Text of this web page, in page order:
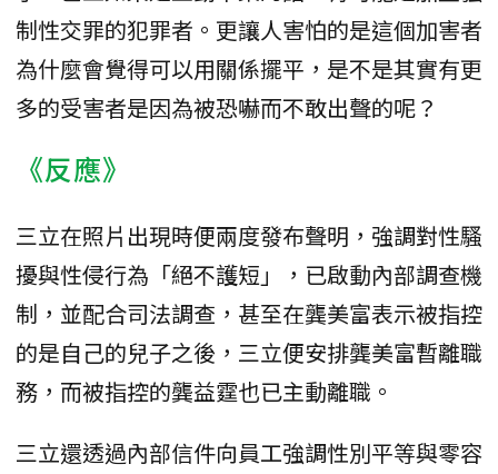
制性交罪的犯罪者。更讓人害怕的是這個加害者
為什麼會覺得可以用關係擺平，是不是其實有更
多的受害者是因為被恐嚇而不敢出聲的呢？
《反應》
三立在照片出現時便兩度發布聲明，強調對性騷
擾與性侵行為「絕不護短」，已啟動內部調查機
制，並配合司法調查，甚至在龔美富表示被指控
的是自己的兒子之後，三立便安排龔美富暫離職
務，而被指控的龔益霆也已主動離職。
三立還透過內部信件向員工強調性別平等與零容